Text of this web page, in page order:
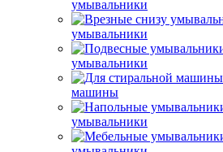
умывальники
умывальники
умывальники
машины
умывальники